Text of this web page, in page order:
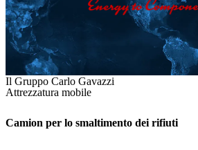
Il Gruppo Carlo Gavazzi
Attrezzatura mobile
Camion per lo smaltimento dei rifiuti